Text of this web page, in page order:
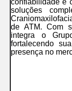
soluções
de ATM. Com
integra o
fortalecendo
presença no